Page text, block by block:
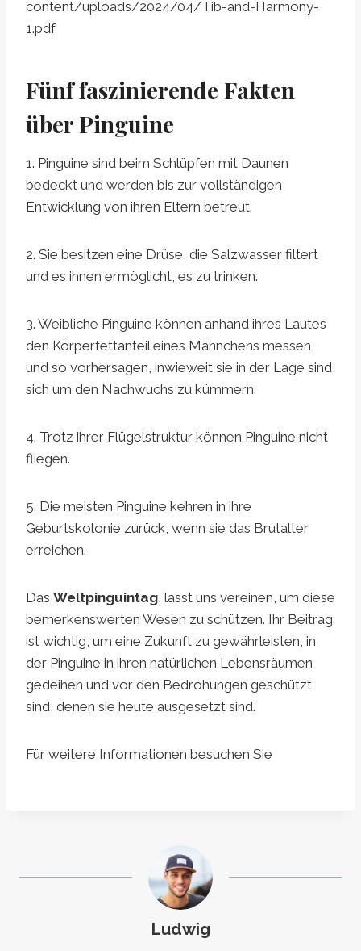
content/uploads/2024/04/Tib-and-Harmony-
1.pdf
Fünf faszinierende Fakten
über Pinguine
1. Pinguine sind beim Schlüpfen mit Daunen
bedeckt und werden bis zur vollständigen
Entwicklung von ihren Eltern betreut.
2. Sie besitzen eine Drüse, die Salzwasser filtert
und es ihnen ermöglicht, es zu trinken.
3. Weibliche Pinguine können anhand ihres Lautes
den Körperfettanteil eines Männchens messen
und so vorhersagen, inwieweit sie in der Lage sind,
sich um den Nachwuchs zu kümmern.
4. Trotz ihrer Flügelstruktur können Pinguine nicht
fliegen.
5. Die meisten Pinguine kehren in ihre
Geburtskolonie zurück, wenn sie das Brutalter
erreichen.
Das Weltpinguintag, lasst uns vereinen, um diese
bemerkenswerten Wesen zu schützen. Ihr Beitrag
ist wichtig, um eine Zukunft zu gewährleisten, in
der Pinguine in ihren natürlichen Lebensräumen
gedeihen und vor den Bedrohungen geschützt
sind, denen sie heute ausgesetzt sind.
Für weitere Informationen besuchen Sie
Ludwig